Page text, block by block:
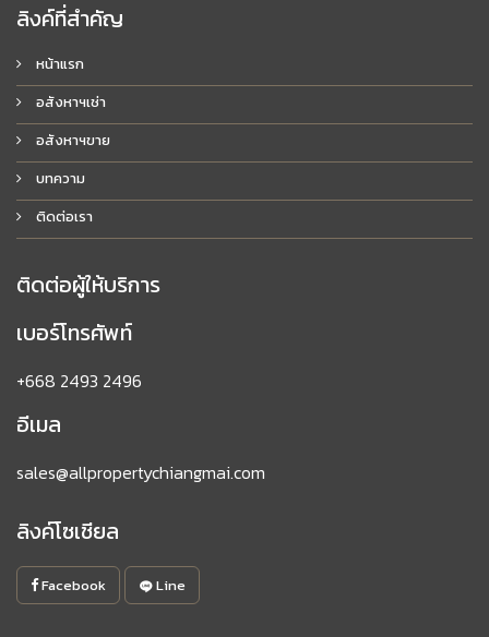
ลิงค์ที่สำคัญ
หน้าแรก
อสังหาฯเช่า
อสังหาฯขาย
บทความ
ติดต่อเรา
ติดต่อผู้ให้บริการ
เบอร์โทรศัพท์
+668 2493 2496
อีเมล
sales@allpropertychiangmai.com
ลิงค์โซเชียล
Facebook Line